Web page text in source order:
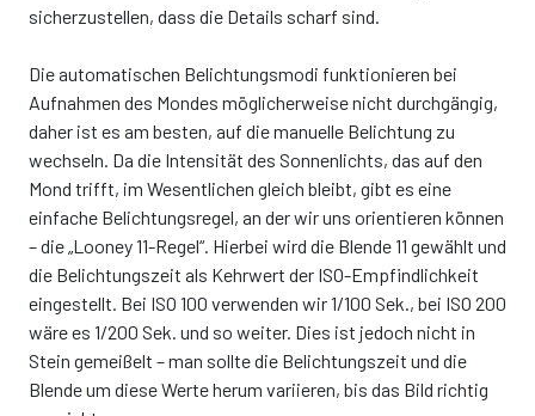
sicherzustellen, dass die Details scharf sind.
Die automatischen Belichtungsmodi funktionieren bei
Aufnahmen des Mondes möglicherweise nicht durchgängig,
daher ist es am besten, auf die manuelle Belichtung zu
wechseln. Da die Intensität des Sonnenlichts, das auf den
Mond trifft, im Wesentlichen gleich bleibt, gibt es eine
einfache Belichtungsregel, an der wir uns orientieren können
– die „Looney 11-Regel“. Hierbei wird die Blende 11 gewählt und
die Belichtungszeit als Kehrwert der ISO-Empfindlichkeit
eingestellt. Bei ISO 100 verwenden wir 1/100 Sek., bei ISO 200
wäre es 1/200 Sek. und so weiter. Dies ist jedoch nicht in
Stein gemeißelt – man sollte die Belichtungszeit und die
Blende um diese Werte herum variieren, bis das Bild richtig